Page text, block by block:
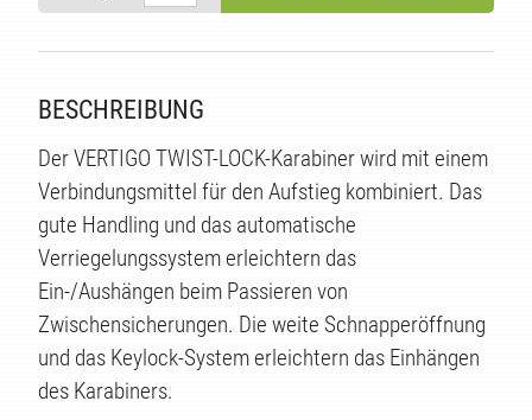
BESCHREIBUNG
Der VERTIGO TWIST-LOCK-Karabiner wird mit einem
Verbindungsmittel für den Aufstieg kombiniert. Das
gute Handling und das automatische
Verriegelungssystem erleichtern das
Ein-/Aushängen beim Passieren von
Zwischensicherungen. Die weite Schnapperöffnung
und das Keylock-System erleichtern das Einhängen
des Karabiners.